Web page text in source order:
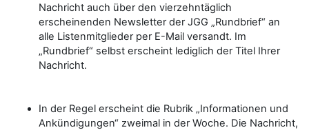
Nachricht auch über den vierzehntäglich
erscheinenden Newsletter der JGG „Rundbrief“ an
alle Listenmitglieder per E-Mail versandt. Im
„Rundbrief“ selbst erscheint lediglich der Titel Ihrer
Nachricht.
In der Regel erscheint die Rubrik „Informationen und
Ankündigungen“ zweimal in der Woche. Die Nachricht,